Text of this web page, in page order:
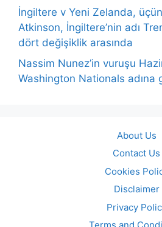
İngiltere v Yeni Zelanda,
Atkinson, İngiltere’nin adı
dört değişiklik arasında
Nassim Nunez’in vuruşu
Washington Nationals adına
About Us
Contact Us
Cookies
Disclaimer
Privacy